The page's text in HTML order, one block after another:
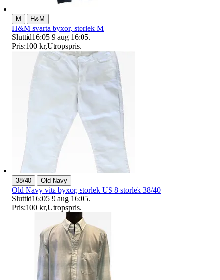
M | H&M
H&M svarta byxor, storlek M
Sluttid16:05 9 aug 16:05.
Pris:100 kr,Utropspris.
38/40 | Old Navy
Old Navy vita byxor, storlek US 8 storlek 38/40
Sluttid16:05 9 aug 16:05.
Pris:100 kr,Utropspris.